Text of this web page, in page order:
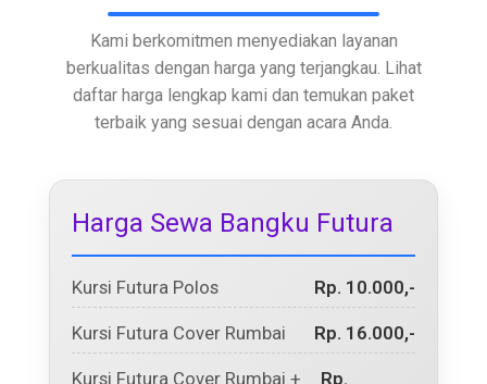
Kami berkomitmen menyediakan layanan
berkualitas dengan harga yang terjangkau. Lihat
daftar harga lengkap kami dan temukan paket
terbaik yang sesuai dengan acara Anda.
Harga Sewa Bangku Futura
Kursi Futura Polos Rp. 10.000,-
Kursi Futura Cover Rumbai Rp. 16.000,-
Kursi Futura Cover Rumbai + Rp.